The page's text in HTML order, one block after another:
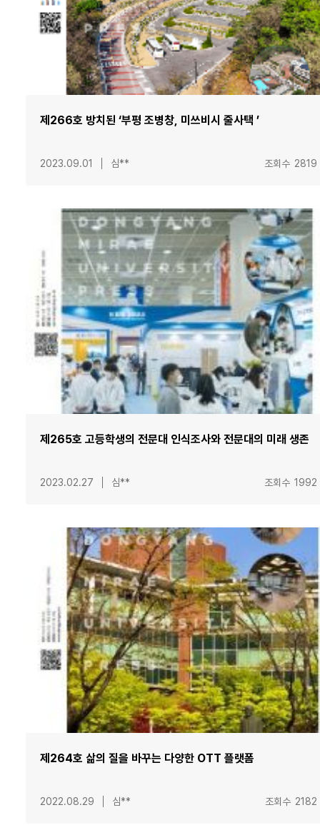
제266호 방치된 ‘부평 조병창, 미쓰비시 줄사택 ’
2023.09.01 심** 조회수 2819
제265호 고등학생의 전문대 인식조사와 전문대의 미래 생존
2023.02.27 심** 조회수 1992
제264호 삶의 질을 바꾸는 다양한 OTT 플랫폼
2022.08.29 심** 조회수 2182